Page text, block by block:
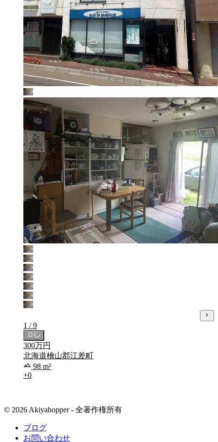
1 / 9
300万円
北海道檜山郡江差町
98 m²
+0
© 2026 Akiyahopper - 全著作権所有
ブログ
お問い合わせ